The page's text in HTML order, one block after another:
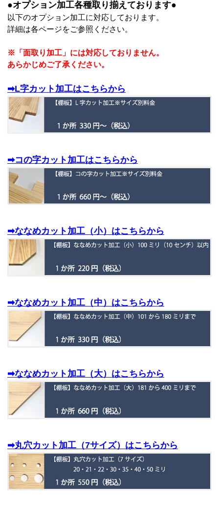
●オプション加工各種取り揃えております●
以下のオプション加工に対応しております。
詳細は各ページをご参照ください。
※「面取り加工」には対応しておりません。
あらかじめご了承ください。
➡L字カット加工はこちらから
➡コの字カット加工はこちらから
➡ななめカット加工（小）はこちらから
➡ななめカット加工（中）はこちらから
➡ななめカット加工（大）はこちらから
➡丸穴カット加工（7サイズ）はこちらから